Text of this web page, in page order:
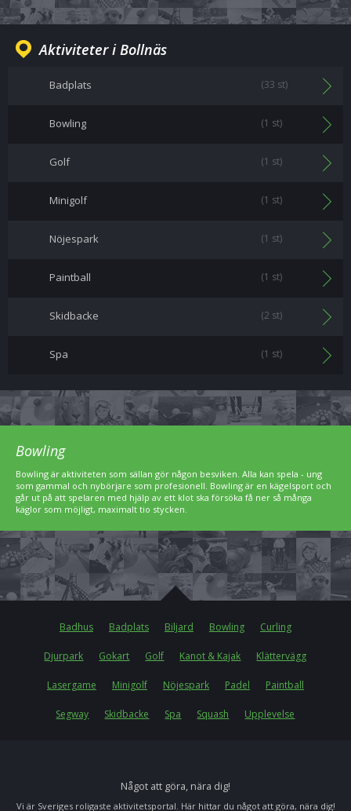
Aktiviteter i Bollnäs
Badplats (33 st)
Bowling (1 st)
Golf (1 st)
Minigolf (1 st)
Nöjespark (1 st)
Paintball (1 st)
Skidbacke (2 st)
Spa (1 st)
Bowling
Bowling är aktiviteten som sällan gör någon besviken. Alla kan spela - ung
som gammal och nybörjare som profesionell. Bowling är en kägelsport och
går ut på att spelaren med hjälp av ett klot ska försöka få ner så många
käglor som möjligt, maximalt tio stycken.
Badhus Badplats Biljard Bowling Curling
Djurpark Gokart Golf Kanot & Kajak Klättervägg
Lasergame Minigolf Nöjespark Padel Paintball
Segway Skidbacke Spa Squash Upplevelse
Något att göra, nära dig!
Vi är Sveriges roligaste aktivitetsportal. Här hittar du något att göra, nära dig!